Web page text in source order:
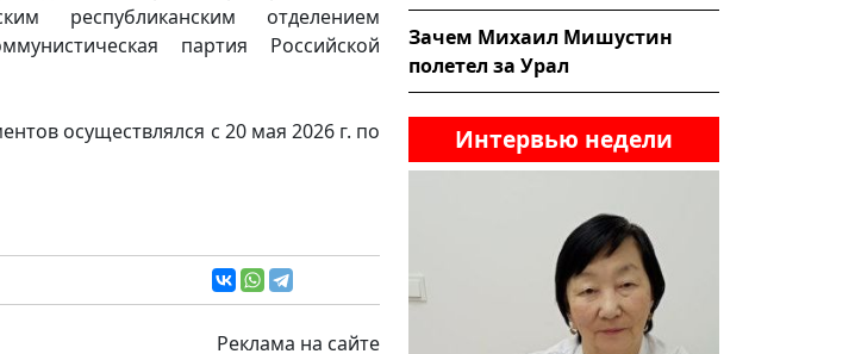
республиканским отделением
партия Российской
осуществлялся с 20 мая 2026 г. по
Реклама на сайте
Зачем Михаил Мишустин
полетел за Урал
Интервью недели